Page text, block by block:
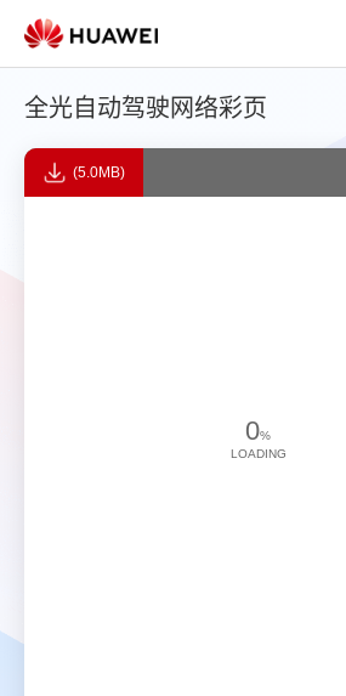
全光自动驾驶网络彩页
(5.0MB)
0%
LOADING